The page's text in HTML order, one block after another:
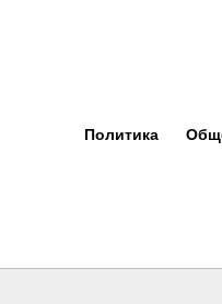
Политика